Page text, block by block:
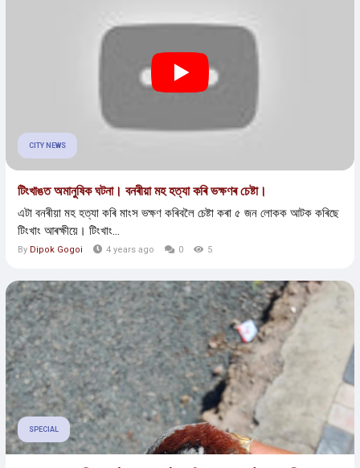
CITY NEWS
টিংখাঙত অমানুষিক ঘটনা। বনৰীয়া মহ হত্যা কৰি ভক্ষণৰ চেষ্টা।
এটা বনৰীয়া মহ হত্যা কৰি মাংস ভক্ষণ কৰিবলৈ চেষ্টা কৰা ৫ জন লোকক আটক কৰিছে
টিংখাং আৰক্ষীয়ে। টিংখাং...
By Dipok Gogoi 4 years ago 0 5
SPECIAL